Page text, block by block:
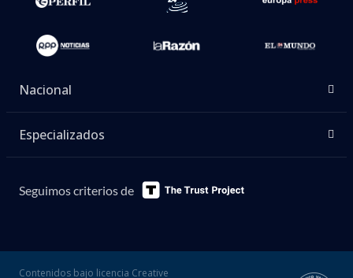
Nacional
Especializados
Seguimos criterios de
Contenidos bajo licencia Creative